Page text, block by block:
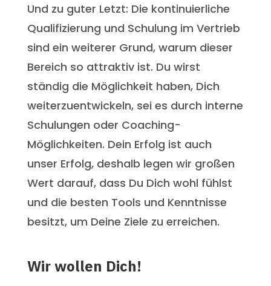
Und zu guter Letzt: Die kontinuierliche
Qualifizierung und Schulung im Vertrieb
sind ein weiterer Grund, warum dieser
Bereich so attraktiv ist. Du wirst
ständig die Möglichkeit haben, Dich
weiterzuentwickeln, sei es durch interne
Schulungen oder Coaching-
Möglichkeiten. Dein Erfolg ist auch
unser Erfolg, deshalb legen wir großen
Wert darauf, dass Du Dich wohl fühlst
und die besten Tools und Kenntnisse
besitzt, um Deine Ziele zu erreichen.
Wir wollen Dich!